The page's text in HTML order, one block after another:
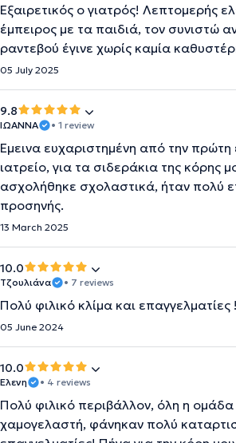
Εξαιρετικός ο γιατρός! Λεπτομερής
έμπειρος με τα παιδιά, τον συνιστώ
ραντεβού έγινε χωρίς καμία
05 July 2025
9.8
ΙΩΑΝΝΑ • 1 review
Έμεινα ευχαριστημένη από την
ιατρείο, για τα σιδεράκια της κόρης
ασχολήθηκε σχολαστικά, ήταν πολύ
προσηνής.
13 March 2025
10.0
Τζουλιάνα • 7 reviews
Πολύ φιλικό κλίμα και επαγγελματίες !
05 June 2024
10.0
Ελενη • 4 reviews
Πολύ φιλικό περιβάλλον, όλη η
χαμογελαστή, φάνηκαν πολύ